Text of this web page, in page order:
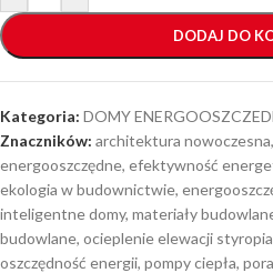
DODAJ DO
Kategoria: DOMY
Znaczników: architektura nowoczesna,
energooszczędne, efektywność
ekologia w budownictwie,
inteligentne domy, materiały
budowlane, ocieplenie elewacji
oszczędność energii, pompy ciepła,